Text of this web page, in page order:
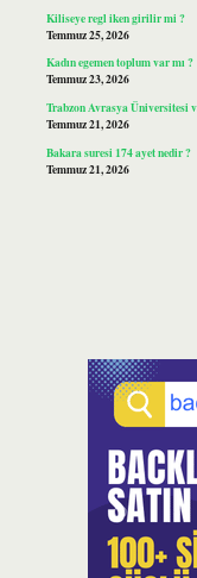
Kiliseye regl iken girilir mi ?
Temmuz 25, 2026
Kadın egemen toplum var mı ?
Temmuz 23, 2026
Trabzon Avrasya Üniversitesi
Temmuz 21, 2026
Bakara suresi 174 ayet nedir ?
Temmuz 21, 2026